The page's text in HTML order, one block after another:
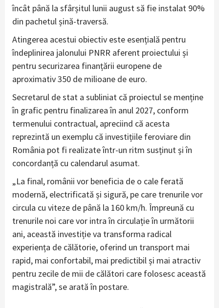
încât până la sfârșitul lunii august să fie instalat 90%
din pachetul șină-traversă.
Atingerea acestui obiectiv este esențială pentru
îndeplinirea jalonului PNRR aferent proiectului și
pentru securizarea finanțării europene de
aproximativ 350 de milioane de euro.
Secretarul de stat a subliniat că proiectul se menține
în grafic pentru finalizarea în anul 2027, conform
termenului contractual, apreciind că acesta
reprezintă un exemplu că investițiile feroviare din
România pot fi realizate într-un ritm susținut și în
concordanță cu calendarul asumat.
„La final, românii vor beneficia de o cale ferată
modernă, electrificată și sigură, pe care trenurile vor
circula cu viteze de până la 160 km/h. Împreună cu
trenurile noi care vor intra în circulație în următorii
ani, această investiție va transforma radical
experiența de călătorie, oferind un transport mai
rapid, mai confortabil, mai predictibil și mai atractiv
pentru zecile de mii de călători care folosesc această
magistrală”, se arată în postare.